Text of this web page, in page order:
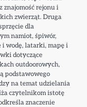
znajomość rejonu i
zwierząt. Druga
dla
namiot, śpiwór,
i wodę, latarki, mapę i
dotyczące
outdoorowych,
podstawowego
na temat udzielania
czytelnikom istotę
znaczenie